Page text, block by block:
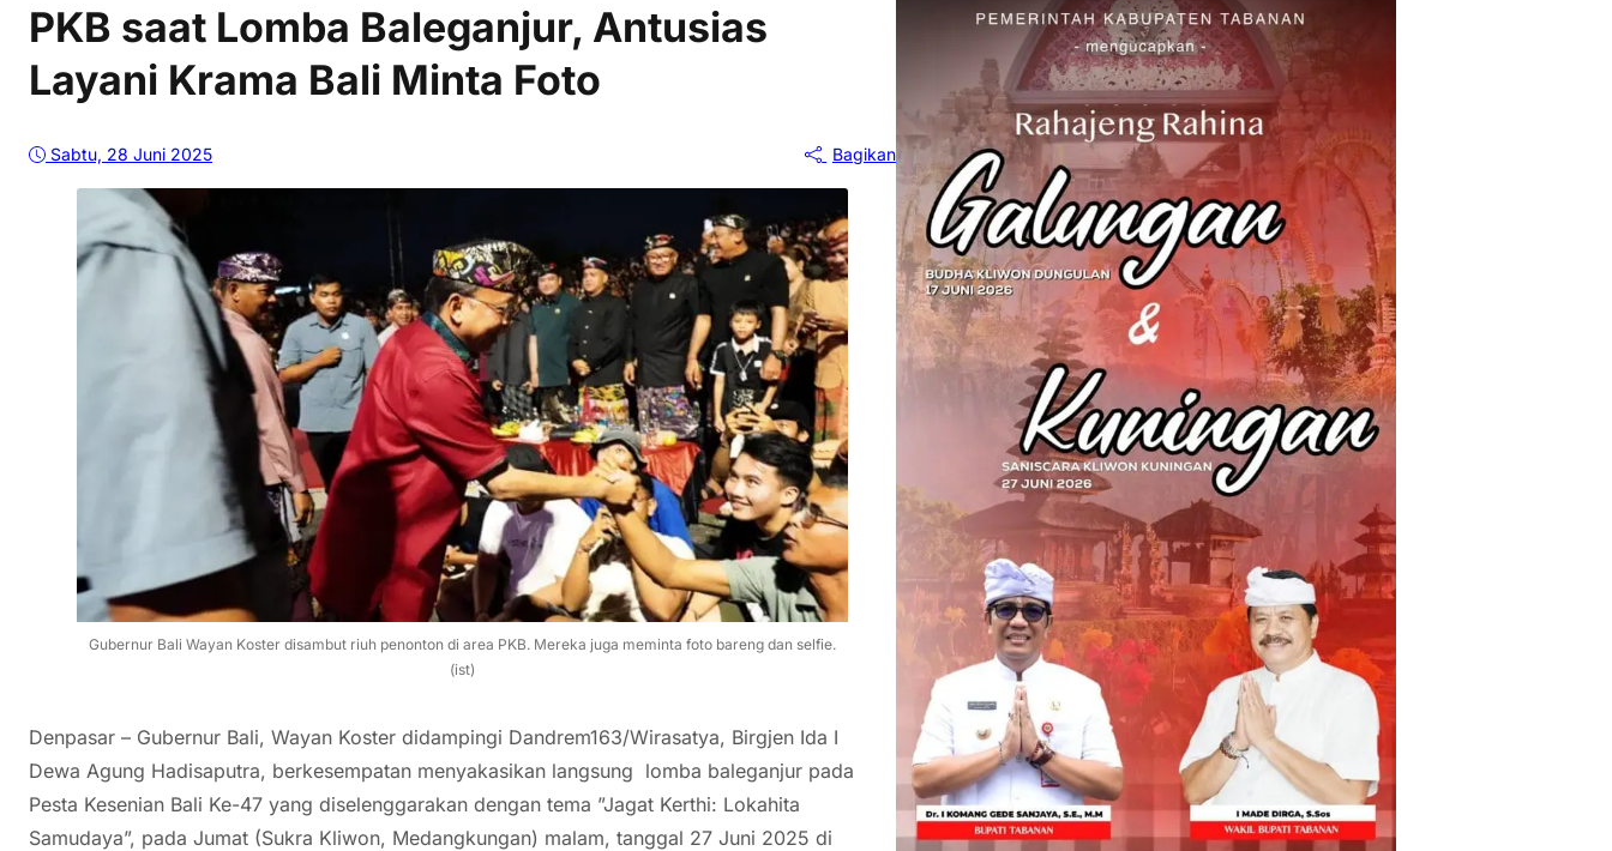
PKB saat Lomba Baleganjur, Antusias
Layani Krama Bali Minta Foto
Sabtu, 28 Juni 2025 Bagikan
Gubernur Bali Wayan Koster disambut riuh penonton di area PKB. Mereka juga meminta foto bareng dan selfie.
(ist)
Denpasar – Gubernur Bali, Wayan Koster didampingi Dandrem163/Wirasatya, Birgjen Ida I
Dewa Agung Hadisaputra, berkesempatan menyakasikan langsung lomba baleganjur pada
Pesta Kesenian Bali Ke-47 yang diselenggarakan dengan tema ”Jagat Kerthi: Lokahita
Samudaya”, pada Jumat (Sukra Kliwon, Medangkungan) malam, tanggal 27 Juni 2025 di